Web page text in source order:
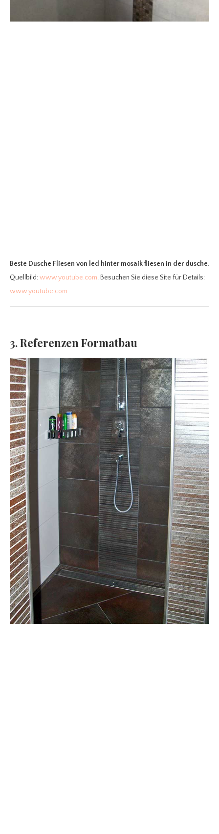
Beste Dusche Fliesen von led hinter mosaik fliesen in der dusche.
Quellbild:www.youtube.com. Besuchen Sie diese Site für Details:
www.youtube.com
3. Referenzen Formatbau